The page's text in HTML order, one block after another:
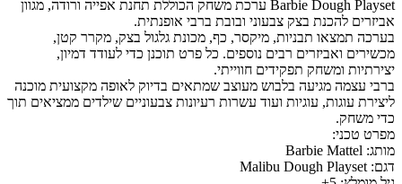
Barbie Dough Playset ערכת משחק הכוללת תחנת אפייה ורודה, מגוון
להכנת בצק צבעוני ובובת ברבי אופנתית.
תבניות, מיקסר, כף, מכונת גלגול בצק, מקרר קטן,
ואביזרים רבים נוספים. כל פרט תוכנן כדי לעודד דמיון,
ומשחק תפקידים חווייתי.
מגיעה בלבוש מעוצב שמתאים בדיוק לאופה מקצועית מוכנה
עוגיות ועוד עשרות רעיונות צבעוניים שילדים ממציאים תוך